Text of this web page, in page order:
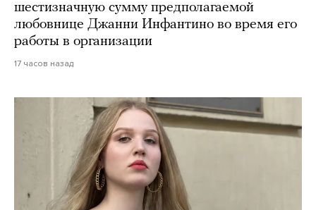
шестизначную сумму предполагаемой
любовнице Джанни Инфантино во время его
работы в организации
17 часов назад